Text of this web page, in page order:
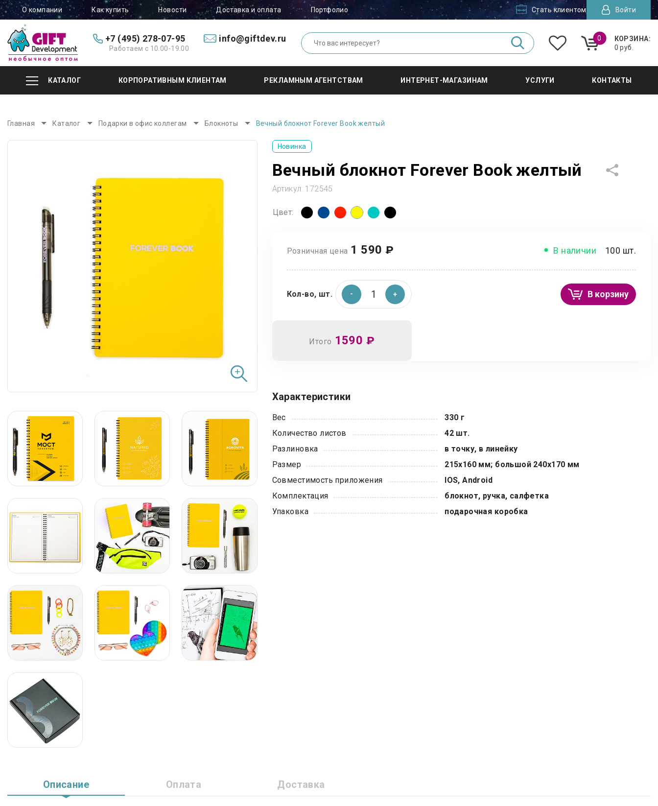
О компании Как купить Новости Доставка и оплата Портфолио Стать клиентом Войти
+7 (495) 278-07-95
Работаем с 10.00-19.00
info@giftdev.ru 0
КОРЗИНА:
0 руб.
КАТАЛОГ КОРПОРАТИВНЫМ КЛИЕНТАМ РЕКЛАМНЫМ АГЕНТСТВАМ ИНТЕРНЕТ-МАГАЗИНАМ УСЛУГИ КОНТАКТЫ
Главная Каталог Подарки в офис коллегам Блокноты Вечный блокнот Forever Book желтый
Новинка
Вечный блокнот Forever Book желтый
Артикул: 172545
Цвет:
Розничная цена 1 590 ₽ В наличии 100 шт.
Кол-во, шт. В корзину
Итого 1590 ₽
Характеристики
Вес
330 г
Количество листов
42 шт.
Разлиновка
в точку, в линейку
Размер
215х160 мм; большой 240х170 мм
Совместимость приложения
IOS, Android
Комплектация
блокнот, ручка, салфетка
Упаковка
подарочная коробка
Описание Оплата Доставка